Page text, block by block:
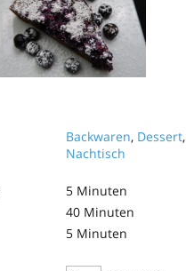
Backwaren, Dessert,
Nachtisch
5 Minuten
40 Minuten
5 Minuten